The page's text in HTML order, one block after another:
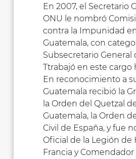
En 2007, el Secretario
ONU le nombró
contra la Impunidad
Guatemala, con
Subsecretario General
Ttrabajó en este cargo
En reconocimiento a
Guatemala recibió la
la Orden del Quetzal
Guatemala, la Orden
Civil de España, y fue
Oficial de la Legión de
Francia y Comendador